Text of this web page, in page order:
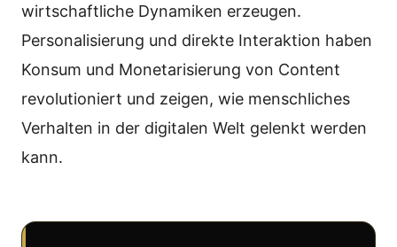
wirtschaftliche Dynamiken erzeugen.
Personalisierung und direkte Interaktion haben
Konsum und Monetarisierung von Content
revolutioniert und zeigen, wie menschliches
Verhalten in der digitalen Welt gelenkt werden
kann.